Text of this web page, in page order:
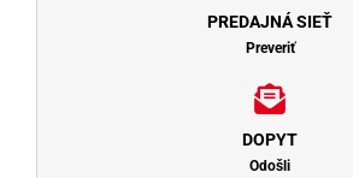
PREDAJNÁ SIEŤ
Preveriť
DOPYT
Odošli